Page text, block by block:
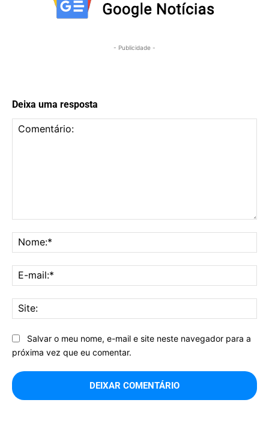
- Publicidade -
Deixa uma resposta
Salvar o meu nome, e-mail e site neste navegador para a
próxima vez que eu comentar.